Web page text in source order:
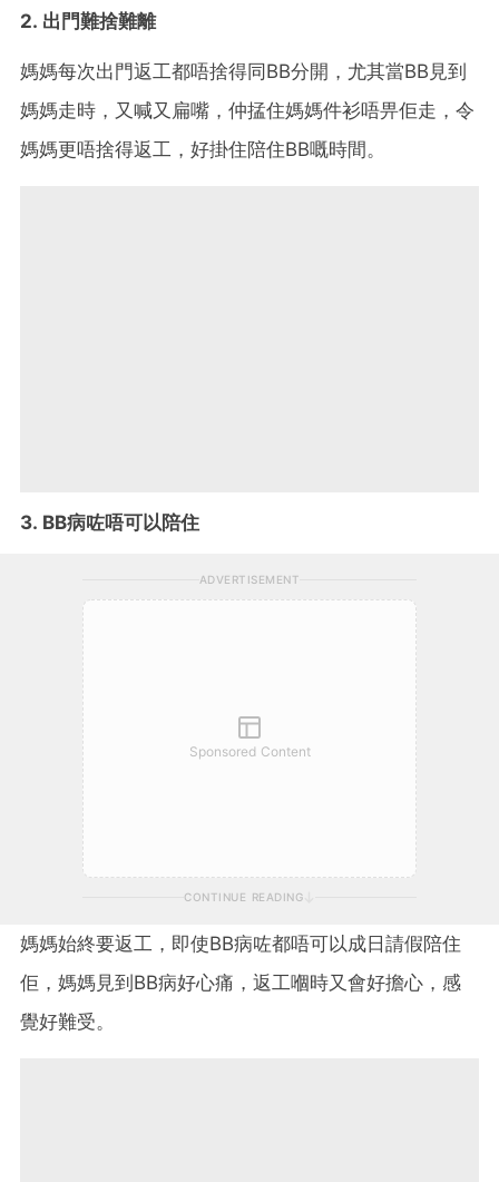
2. 出門難捨難離
媽媽每次出門返工都唔捨得同BB分開，尤其當BB見到
媽媽走時，又喊又扁嘴，仲掹住媽媽件衫唔畀佢走，令
媽媽更唔捨得返工，好掛住陪住BB嘅時間。
3. BB病咗唔可以陪住
ADVERTISEMENT
Sponsored Content
CONTINUE READING
媽媽始終要返工，即使BB病咗都唔可以成日請假陪住
佢，媽媽見到BB病好心痛，返工嗰時又會好擔心，感
覺好難受。